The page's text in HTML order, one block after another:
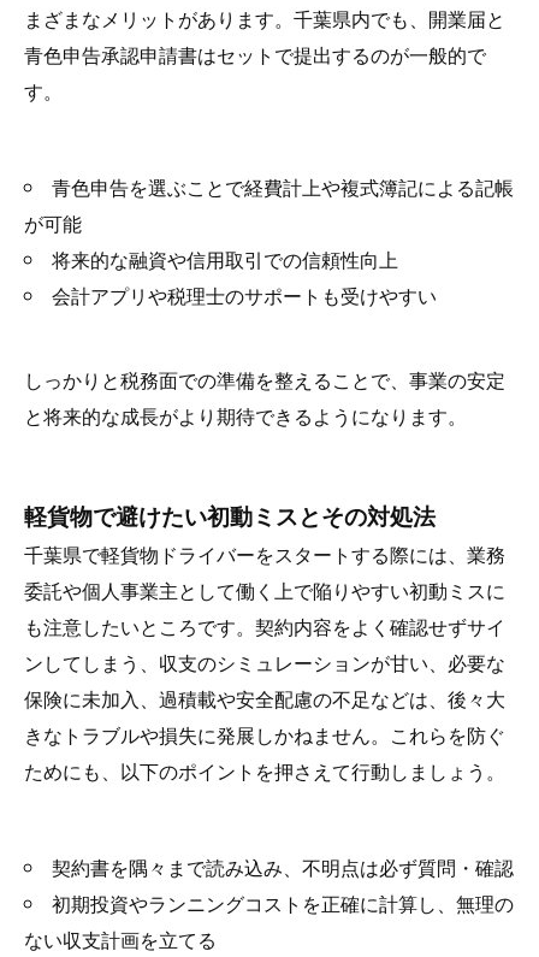
まざまなメリットがあります。千葉県内でも、開業届と
青色申告承認申請書はセットで提出するのが一般的で
す。
青色申告を選ぶことで経費計上や複式簿記による記帳
が可能
将来的な融資や信用取引での信頼性向上
会計アプリや税理士のサポートも受けやすい
しっかりと税務面での準備を整えることで、事業の安定
と将来的な成長がより期待できるようになります。
軽貨物で避けたい初動ミスとその対処法
千葉県で軽貨物ドライバーをスタートする際には、業務
委託や個人事業主として働く上で陥りやすい初動ミスに
も注意したいところです。契約内容をよく確認せずサイ
ンしてしまう、収支のシミュレーションが甘い、必要な
保険に未加入、過積載や安全配慮の不足などは、後々大
きなトラブルや損失に発展しかねません。これらを防ぐ
ためにも、以下のポイントを押さえて行動しましょう。
契約書を隅々まで読み込み、不明点は必ず質問・確認
初期投資やランニングコストを正確に計算し、無理の
ない収支計画を立てる